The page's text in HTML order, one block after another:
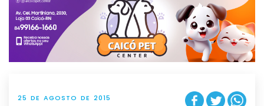
g
t
i
o
n
25 DE AGOSTO DE 2015